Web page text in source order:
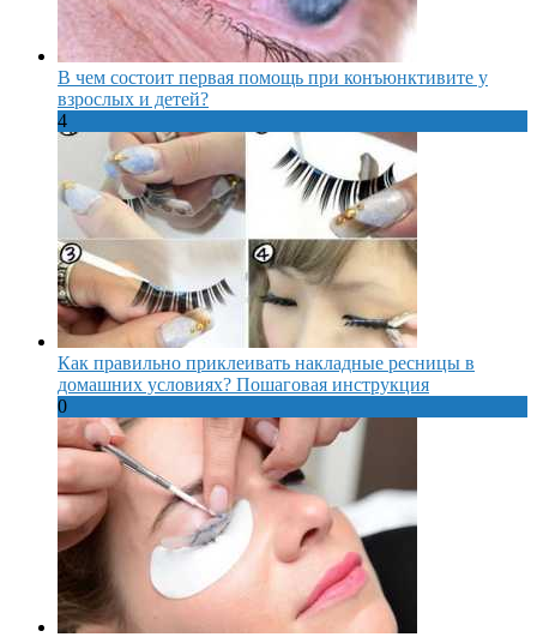
В чем состоит первая помощь при конъюнктивите у
взрослых и детей?
4
Как правильно приклеивать накладные ресницы в
домашних условиях? Пошаговая инструкция
0